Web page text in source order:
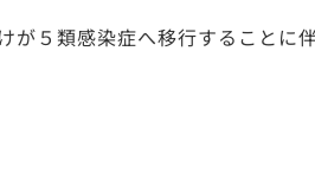
が５類感染症へ移行することに